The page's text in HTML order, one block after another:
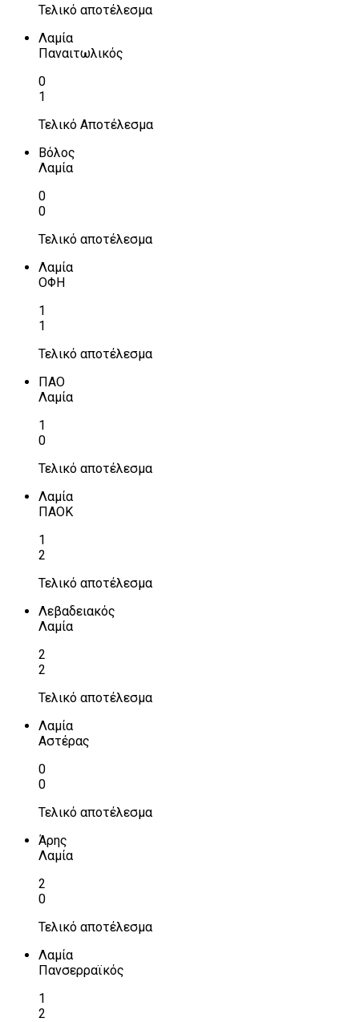
Τελικό αποτέλεσμα
Λαμία
Παναιτωλικός
0
1
Τελικό Αποτέλεσμα
Βόλος
Λαμία
0
0
Τελικό αποτέλεσμα
Λαμία
ΟΦΗ
1
1
Τελικό αποτέλεσμα
ΠΑΟ
Λαμία
1
0
Τελικό αποτέλεσμα
Λαμία
ΠΑΟΚ
1
2
Τελικό αποτέλεσμα
Λεβαδειακός
Λαμία
2
2
Τελικό αποτέλεσμα
Λαμία
Αστέρας
0
0
Τελικό αποτέλεσμα
Άρης
Λαμία
2
0
Τελικό αποτέλεσμα
Λαμία
Πανσερραϊκός
1
2